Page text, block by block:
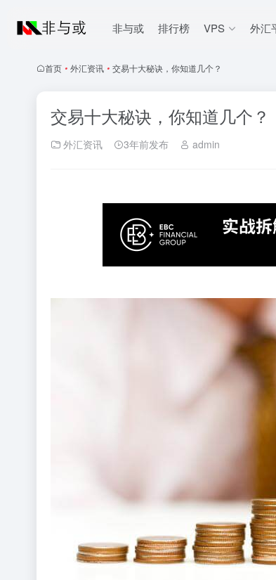
非与或 排行榜 VPS 外汇
首页 • 外汇资讯 • 交易十大秘诀，你知道几个？
交易十大秘诀，你知道几个？
外汇资讯 3年前发布 admin